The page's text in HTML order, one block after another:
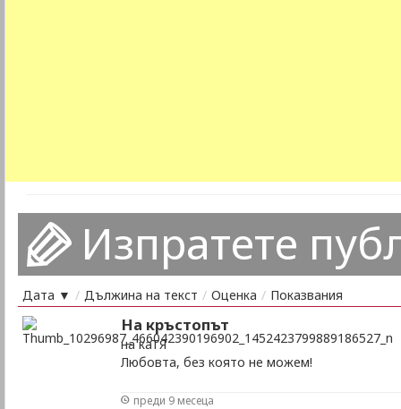
Изпратете
Дата ▼ / Дължина на текст / Оценка / Показвания
На кръстопът
на каТЯ
Любовта, без която не можем!
преди 9 месеца